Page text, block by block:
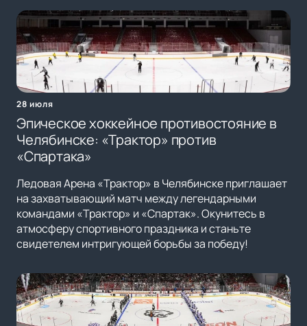
28 июля
Эпическое хоккейное противостояние в
Челябинске: «Трактор» против
«Спартака»
Ледовая Арена «Трактор» в Челябинске приглашает
на захватывающий матч между легендарными
командами «Трактор» и «Спартак». Окунитесь в
атмосферу спортивного праздника и станьте
свидетелем интригующей борьбы за победу!